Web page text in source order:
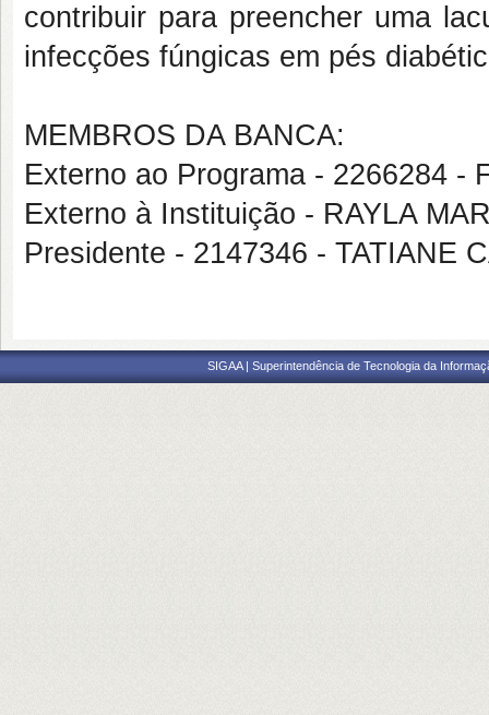
contribuir para preencher uma
infecções fúngicas em pés
MEMBROS DA BANCA:
Externo ao Programa - 2266284 -
Externo à Instituição - RAYLA
Presidente - 2147346 - TATIANE
SIGAA | Superintendência de Tecnologia da